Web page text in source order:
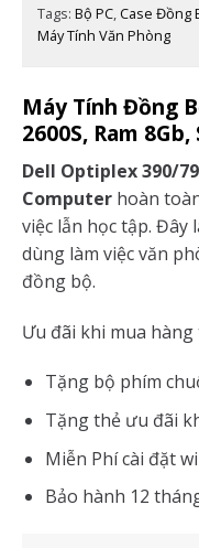
Tags: Bộ PC,Case Đồng
Máy Tính Văn Phòng
Máy Tính Đồng
2600S, Ram
Dell Optiplex 390/
Computer hoàn
việc lẫn học tập.
dùng làm việc văn
đồng bộ.
Ưu đãi khi mua hàng
Tặng bộ phím
Tặng thẻ ưu đãi
Miễn Phí cài đặt
Bảo hành 12